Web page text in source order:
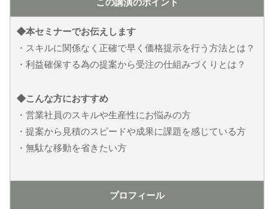
◆本セミナーでお伝えします
・スキルに関係なく正確で早く価格提示を行う方法とは？
・利益確保する為の提案から受注の仕組みづくりとは？
◆こんな方におすすめ
・営業社員のスキルや生産性にお悩みの方
・提案から見積のスピードや成果に課題を感じている方
・無駄な移動を省きたい方
プロフィール